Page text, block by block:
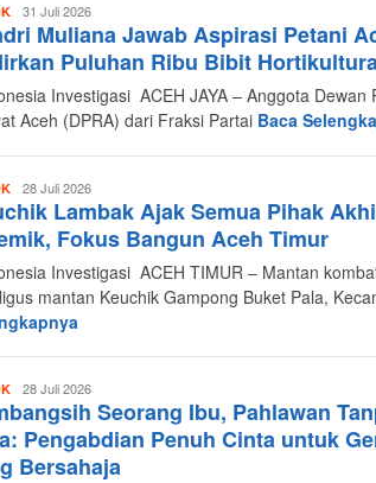
Redaksi
Indonesia
Investigasi
31 Juli 2026
Muliana Jawab Aspirasi Petani
Puluhan Ribu Bibit
Investigasi ACEH JAYA – Anggota Dewan
Aceh (DPRA) dari Fraksi Partai Baca
Redaksi
Indonesia
Investigasi
28 Juli 2026
Lambak Ajak Semua Pihak
Fokus Bangun Aceh Timur
Investigasi ACEH TIMUR – Mantan
mantan Keuchik Gampong Buket Pala,
Redaksi
Indonesia
Investigasi
28 Juli 2026
Seorang Ibu, Pahlawan
Pengabdian Penuh Cinta untuk
Bersahaja